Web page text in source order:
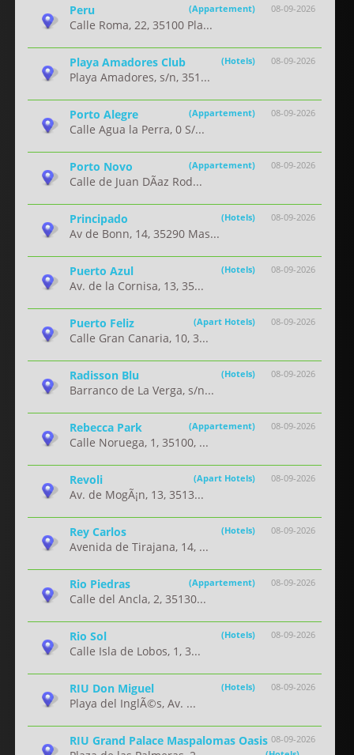
08-09-2026
Peru (Appartement)
Calle Roma, 22, 35100 Pla...
08-09-2026
Playa Amadores Club (Hotels)
Playa Amadores, s/n, 351...
08-09-2026
Porto Alegre (Appartement)
Calle Agua la Perra, 0 S/...
08-09-2026
Porto Novo (Appartement)
Calle de Juan DÃ­az Rod...
08-09-2026
Principado (Hotels)
Av de Bonn, 14, 35290 Mas...
08-09-2026
Puerto Azul (Hotels)
Av. de la Cornisa, 13, 35...
08-09-2026
Puerto Feliz (Apart Hotels)
Calle Gran Canaria, 10, 3...
08-09-2026
Radisson Blu (Hotels)
Barranco de La Verga, s/n...
08-09-2026
Rebecca Park (Appartement)
Calle Noruega, 1, 35100, ...
08-09-2026
Revoli (Apart Hotels)
Av. de MogÃ¡n, 13, 3513...
08-09-2026
Rey Carlos (Hotels)
Avenida de Tirajana, 14, ...
08-09-2026
Rio Piedras (Appartement)
Calle del Ancla, 2, 35130...
08-09-2026
Rio Sol (Hotels)
Calle Isla de Lobos, 1, 3...
08-09-2026
RIU Don Miguel (Hotels)
Playa del InglÃ©s, Av. ...
08-09-2026
RIU Grand Palace Maspalomas Oasis